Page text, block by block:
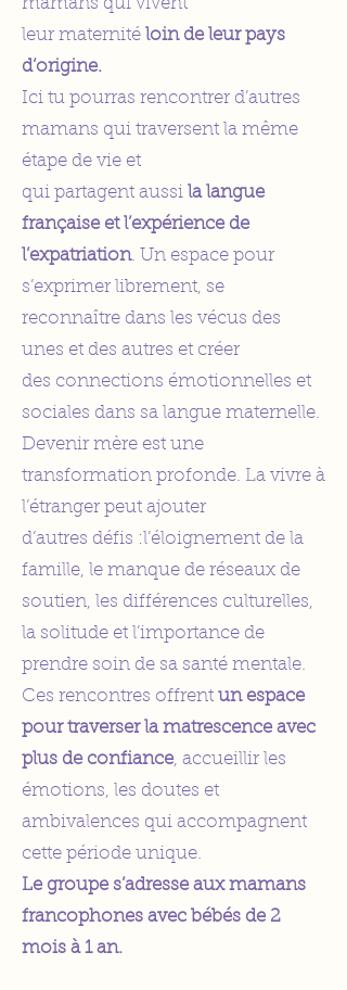
mamans qui vivent
leur maternité loin de leur pays
d’origine.
Ici tu pourras rencontrer d’autres
mamans qui traversent la même
étape de vie et
qui partagent aussi la langue
française et l’expérience de
l’expatriation. Un espace pour
s’exprimer librement, se
reconnaître dans les vécus des
unes et des autres et créer
des connections émotionnelles et
sociales dans sa langue maternelle.
Devenir mère est une
transformation profonde. La vivre à
l’étranger peut ajouter
d’autres défis :l’éloignement de la
famille, le manque de réseaux de
soutien, les différences culturelles,
la solitude et l’importance de
prendre soin de sa santé mentale.
Ces rencontres offrent un espace
pour traverser la matrescence avec
plus de confiance, accueillir les
émotions, les doutes et
ambivalences qui accompagnent
cette période unique.
Le groupe s’adresse aux mamans
francophones avec bébés de 2
mois à 1 an.